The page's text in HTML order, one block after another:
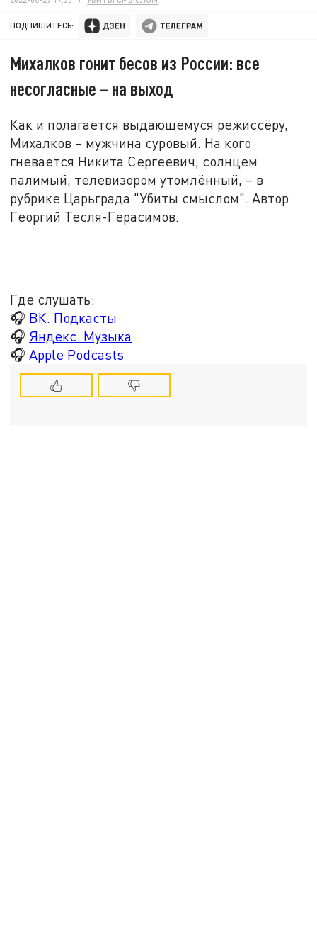
ПОДПИШИТЕСЬ:
Михалков гонит бесов из России: все
несогласные – на выход
Как и полагается выдающемуся режиссёру,
Михалков – мужчина суровый. На кого
гневается Никита Сергеевич, солнцем
палимый, телевизором утомлённый, – в
рубрике Царьграда "Убиты смыслом". Автор
Георгий Тесля-Герасимов.
Где слушать:
🎧 ВК. Подкасты
🎧 Яндекс. Музыка
🎧Apple Podcasts